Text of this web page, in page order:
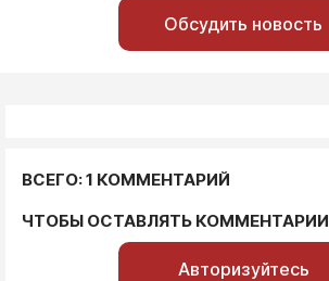
Обсудить новость
ВСЕГО: 1 КОММЕНТАРИЙ
ЧТОБЫ ОСТАВЛЯТЬ КОММЕНТАРИИ
Авторизуйтесь